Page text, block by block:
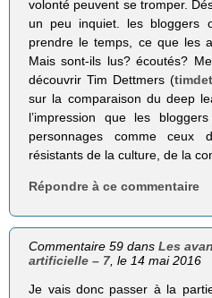
volonté peuvent se tromper.
un peu inquiet. les bloggers
prendre le temps, ce que les
Mais sont-ils lus? écoutés?
découvrir Tim Dettmers (
sur la comparaison du deep
l’impression que les
personnages comme ceux
résistants de la culture, de la
Répondre à ce commentaire
Commentaire 59 dansLes
artificielle – 7, le 14 mai 2016
Je vais donc passer à la